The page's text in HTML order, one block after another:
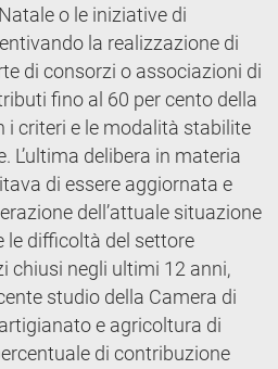
o le iniziative di
la realizzazione di
di consorzi o associazioni di
fino al 60 per cento della
i criteri e le modalità stabilite
L’ultima delibera in materia
di essere aggiornata e
dell’attuale situazione
le difficoltà del settore
chiusi negli ultimi 12 anni,
studio della Camera di
e agricoltura di
di contribuzione